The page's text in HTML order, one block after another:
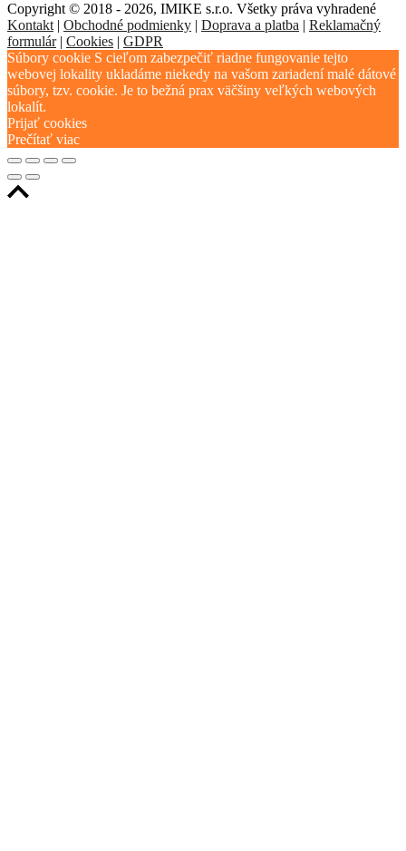
Copyright © 2018 - 2026, IMIKE s.r.o. Všetky práva vyhradené
Kontakt | Obchodné podmienky | Doprava a platba | Reklamačný
formulár| Cookies | GDPR
Súbory cookie S cieľom zabezpečiť riadne fungovanie tejto
webovej lokality ukladáme niekedy na vašom zariadení malé dátové
súbory, tzv. cookie. Je to bežná prax väčšiny veľkých webových
lokalít.
Prijať cookies
Prečítať viac